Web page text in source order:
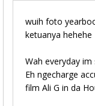
wuih foto
ketuanya hehehe
Wah everyday im
Eh ngecharge
film Ali G in da